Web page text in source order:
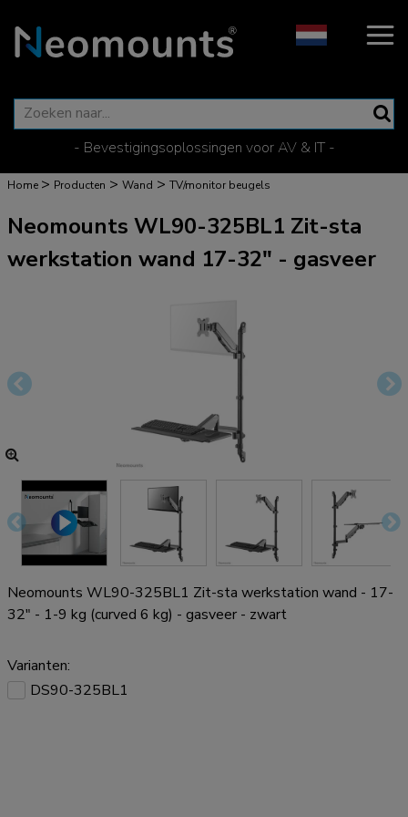
- Bevestigingsoplossingen voor AV & IT -
Home > Producten > Wand > TV/monitor beugels
Neomounts WL90-325BL1 Zit-sta
werkstation wand 17-32" - gasveer
Neomounts WL90-325BL1 Zit-sta werkstation wand - 17-
32" - 1-9 kg (curved 6 kg) - gasveer - zwart
Varianten:
DS90-325BL1